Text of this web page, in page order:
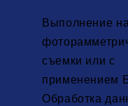
Выполнение
съемки или с
применением
Обработка